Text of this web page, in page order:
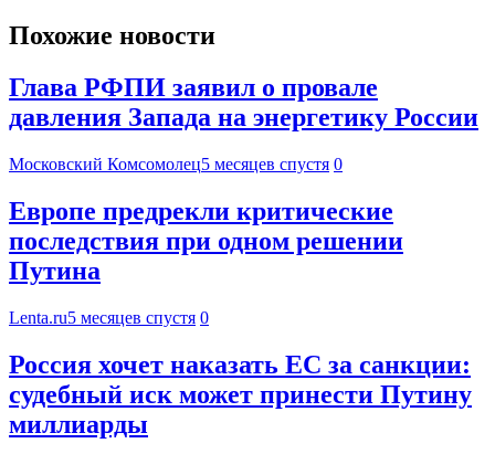
Похожие новости
Глава РФПИ заявил о провале
давления Запада на энергетику России
Московский Комсомолец5 месяцев спустя 0
Европе предрекли критические
последствия при одном решении
Путина
Lenta.ru5 месяцев спустя 0
Россия хочет наказать EC за санкции:
судебный иск может принести Путину
миллиарды